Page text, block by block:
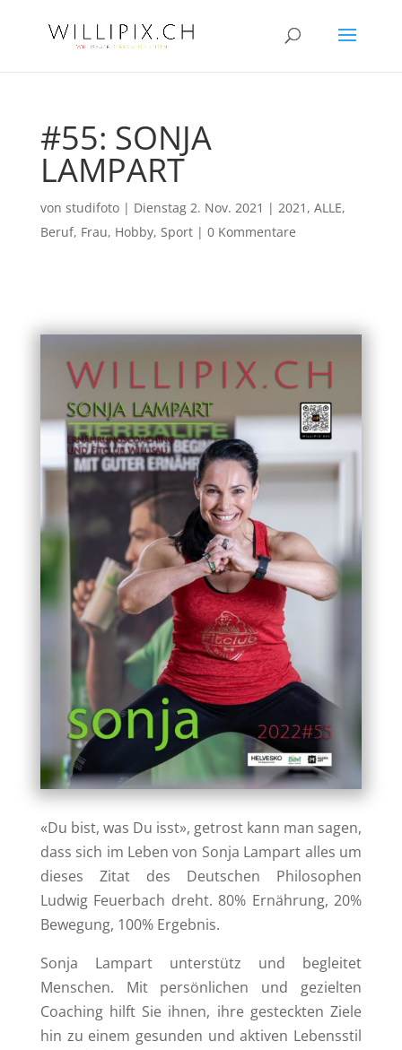
#55: SONJA
LAMPART
von studifoto| Dienstag 2. Nov. 2021 | 2021 , ALLE,
Beruf, Frau, Hobby, Sport| 0 Kommentare
«Du bist, was Du isst», getrost kann man sagen,
dass sich im Leben von Sonja Lampart alles um
dieses Zitat des Deutschen Philosophen
Ludwig Feuerbach dreht. 80% Ernährung, 20%
Bewegung, 100% Ergebnis.
Sonja Lampart unterstütz und begleitet
Menschen. Mit persönlichen und gezielten
Coaching hilft Sie ihnen, ihre gesteckten Ziele
hin zu einem gesunden und aktiven Lebensstil